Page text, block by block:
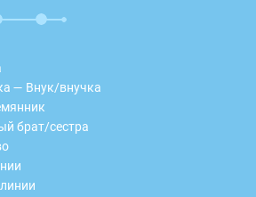
— Внук/внучка
брат/сестра